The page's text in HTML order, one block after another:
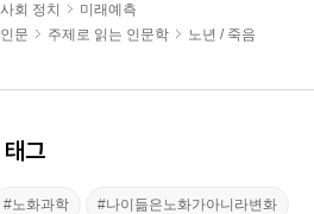
사회 정치
미래예측
인문 주제로 읽는 인문학 노년 / 죽음
그
#노화과학 #나이듦은노화가아니라변화